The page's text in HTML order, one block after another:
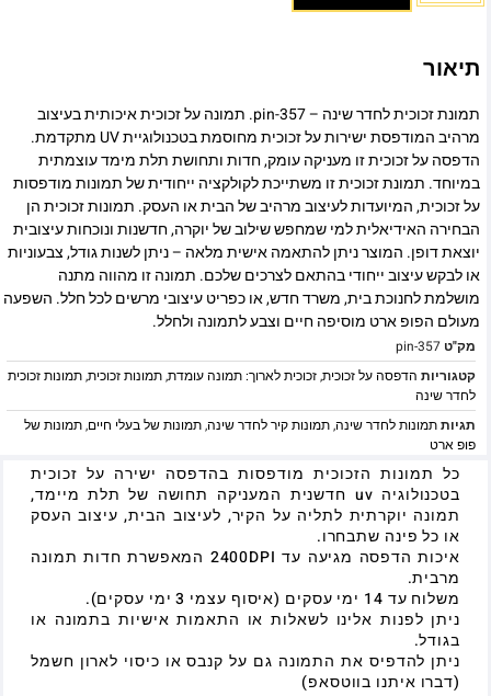
תיאור
תמונת זכוכית לחדר שינה – pin-357. תמונה על זכוכית איכותית בעיצוב
מרהיב המודפסת ישירות על זכוכית מחוסמת בטכנולוגיית UV מתקדמת.
הדפסה על זכוכית זו מעניקה עומק, חדות ותחושת תלת מימד עוצמתית
במיוחד. תמונת זכוכית זו משתייכת לקולקציה ייחודית של תמונות מודפסות
על זכוכית, המיועדות לעיצוב מרהיב של הבית או העסק. תמונות זכוכית הן
הבחירה האידיאלית למי שמחפש שילוב של יוקרה, חדשנות ונוכחות עיצובית
יוצאת דופן. המוצר ניתן להתאמה אישית מלאה – ניתן לשנות גודל, צבעוניות
או לבקש עיצוב ייחודי בהתאם לצרכים שלכם. תמונה זו מהווה מתנה
מושלמת לחנוכת בית, משרד חדש, או כפריט עיצובי מרשים לכל חלל. השפעה
מעולם הפופ ארט מוסיפה חיים וצבע לתמונה ולחלל.
מק"טpin-357
קטגוריות הדפסה על זכוכית,זכוכית לארוך: תמונה עומדת,תמונות זכוכית,תמונות זכוכית
לחדר שינה
תגיותתמונות לחדר שינה,תמונות קיר לחדר שינה,תמונות של בעלי חיים,תמונות של
פופ ארט
כל תמונות הזכוכית מודפסות בהדפסה ישירה על זכוכית
בטכנולוגיה uv חדשנית המעניקה תחושה של תלת מיימד,
תמונה יוקרתית לתליה על הקיר, לעיצוב הבית, עיצוב העסק
או כל פינה שתבחרו.
איכות הדפסה מגיעה עד 2400DPI המאפשרת חדות תמונה
מרבית.
משלוח עד 14 ימי עסקים (איסוף עצמי 3 ימי עסקים).
ניתן לפנות אלינו לשאלות או התאמות אישיות בתמונה או
בגודל.
ניתן להדפיס את התמונה גם על קנבס או כיסוי לארון חשמל
(דברו איתנו בווטסאפ)